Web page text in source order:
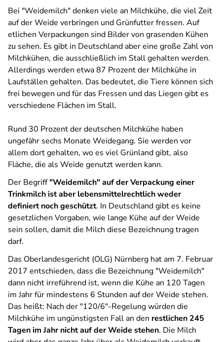
Bei "Weidemilch" denken viele an Milchkühe, die viel Zeit
auf der Weide verbringen und Grünfutter fressen. Auf
etlichen Verpackungen sind Bilder von grasenden Kühen
zu sehen. Es gibt in Deutschland aber eine große Zahl von
Milchkühen, die ausschließlich im Stall gehalten werden.
Allerdings werden etwa 87 Prozent der Milchkühe in
Laufställen gehalten. Das bedeutet, die Tiere können sich
frei bewegen und für das Fressen und das Liegen gibt es
verschiedene Flächen im Stall.
Rund 30 Prozent der deutschen Milchkühe haben
ungefähr sechs Monate Weidegang. Sie werden vor
allem dort gehalten, wo es viel Grünland gibt, also
Fläche, die als Weide genutzt werden kann.
Der Begriff"Weidemilch" auf der Verpackung einer
Trinkmilch ist aber lebensmittelrechtlich weder
definiert noch geschützt. In Deutschland gibt es keine
gesetzlichen Vorgaben, wie lange Kühe auf der Weide
sein sollen, damit die Milch diese Bezeichnung tragen
darf.
Das Oberlandesgericht (OLG) Nürnberg hat am 7. Februar
2017 entschieden, dass die Bezeichnung "Weidemilch"
dann nicht irreführend ist, wenn die Kühe an 120 Tagen
im Jahr für mindestens 6 Stunden auf der Weide stehen.
Das heißt: Nach der "120/6"-Regelung würden die
Milchkühe im ungünstigsten Fall an den restlichen 245
Tagen im Jahr nicht auf der Weide stehen. Die Milch